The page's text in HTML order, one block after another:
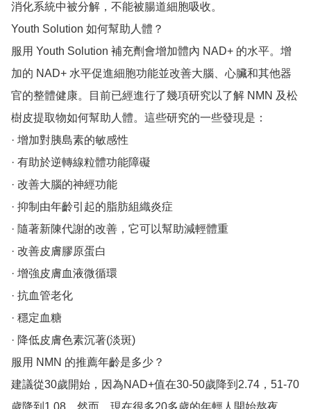
消化系統中被分解，不能被腸道細胞吸收。
Youth Solution 如何幫助人體？
服用 Youth Solution 補充劑會增加體內 NAD+ 的水平。增
加的 NAD+ 水平促進細胞功能並改善大腦、心臟和其他器
官的整體健康。目前已經進行了幾項研究以了解 NMN 及松
樹皮提取物如何幫助人體。這些研究的一些發現是：
· 增加對胰島素的敏感性
· 有助於逆轉線粒體功能障礙
· 改善大腦的神經功能
· 抑制由年齡引起的脂肪組織炎症
· 隨著新陳代謝的改善，它可以幫助減輕體重
· 改善皮膚膠原蛋白
· 增強皮膚血液微循環
· 抗血管老化
· 穩定血糖
· 降低皮膚色素沉著(淡斑)
服用 NMN 的推薦年齡是多少？
建議從30歲開始，因為NAD+值在30-50歲降到2.74，51-70